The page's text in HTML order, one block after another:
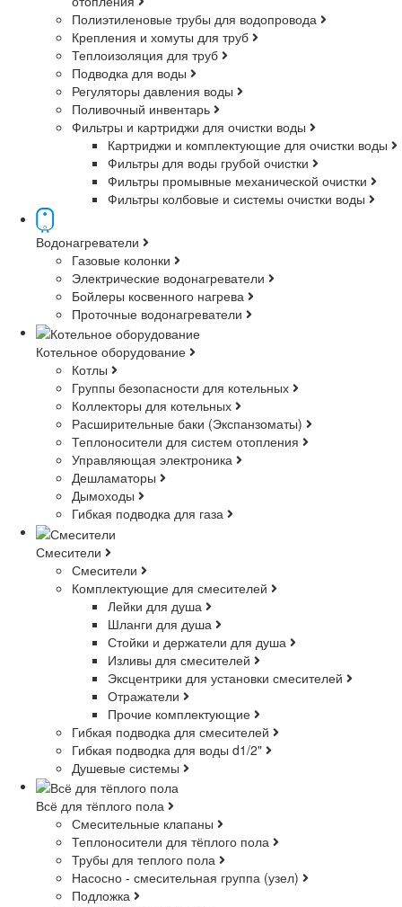
Полиэтиленовые трубы для водопровода
Крепления и хомуты для труб
Теплоизоляция для труб
Подводка для воды
Регуляторы давления воды
Поливочный инвентарь
Фильтры и картриджи для очистки воды
Картриджи и комплектующие для очистки воды
Фильтры для воды грубой очистки
Фильтры промывные механической очистки
Фильтры колбовые и системы очистки воды
Водонагреватели
Газовые колонки
Электрические водонагреватели
Бойлеры косвенного нагрева
Проточные водонагреватели
Котельное оборудование
Котлы
Группы безопасности для котельных
Коллекторы для котельных
Расширительные баки (Экспанзоматы)
Теплоносители для систем отопления
Управляющая электроника
Дешламаторы
Дымоходы
Гибкая подводка для газа
Смесители
Смесители
Комплектующие для смесителей
Лейки для душа
Шланги для душа
Стойки и держатели для душа
Изливы для смесителей
Эксцентрики для установки смесителей
Отражатели
Прочие комплектующие
Гибкая подводка для смесителей
Гибкая подводка для воды d1/2"
Душевые системы
Всё для тёплого пола
Смесительные клапаны
Теплоносители для тёплого пола
Трубы для теплого пола
Насосно - смесительная группа (узел)
Подложка